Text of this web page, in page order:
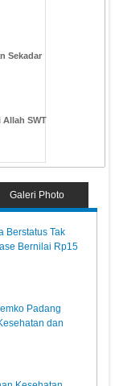
Sekadar
Allah SWT
Galeri Photo
Berstatus Tak
Bernilai Rp15
Padang
dan